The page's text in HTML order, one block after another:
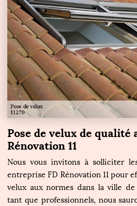
Pose de velux de qualité
Rénovation 11
Nous vous invitons à solliciter
entreprise FD Rénovation 11 pour
velux aux normes dans la ville de
tant que professionnels, nous